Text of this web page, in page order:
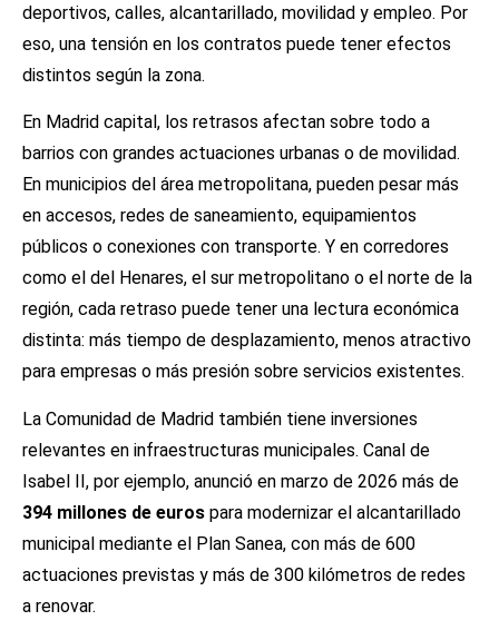
deportivos, calles, alcantarillado, movilidad y empleo. Por
eso, una tensión en los contratos puede tener efectos
distintos según la zona.
En Madrid capital, los retrasos afectan sobre todo a
barrios con grandes actuaciones urbanas o de movilidad.
En municipios del área metropolitana, pueden pesar más
en accesos, redes de saneamiento, equipamientos
públicos o conexiones con transporte. Y en corredores
como el del Henares, el sur metropolitano o el norte de la
región, cada retraso puede tener una lectura económica
distinta: más tiempo de desplazamiento, menos atractivo
para empresas o más presión sobre servicios existentes.
La Comunidad de Madrid también tiene inversiones
relevantes en infraestructuras municipales. Canal de
Isabel II, por ejemplo, anunció en marzo de 2026 más de
394 millones de euros para modernizar el alcantarillado
municipal mediante el Plan Sanea, con más de 600
actuaciones previstas y más de 300 kilómetros de redes
a renovar.